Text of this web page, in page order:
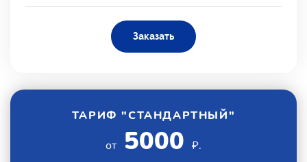
Заказать
ТАРИФ "СТАНДАРТНЫЙ"
от 5000 ₽.